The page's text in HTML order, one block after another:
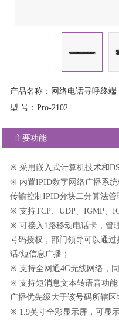
产品名称：网络电话寻呼终端
型 号：Pro-2102
主要功能
※采用嵌入式计算机技术和
※ 内置IPID数字网络广播系
传输控制IPID分块二分算法管
※支持TCP、UDP、IGMP、
※可接入1路移动电话卡，管
号码授权，部门领导可以通
话/短信息广播；
※支持全网通4G无线网络，
※支持短消息文本转语音功
广播优先级大于该号码所辖区
※ 1.9英寸全彩显示屏，可显